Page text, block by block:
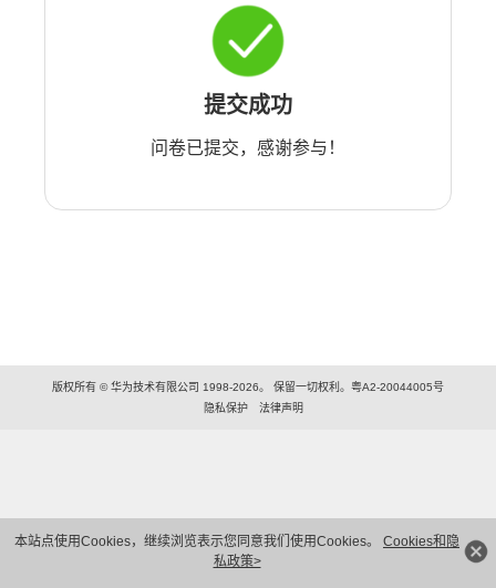
本站点使用Cookies，继续浏览表示您同意我们使用Cookies。 Cookies和隐
私政策>
提交成功
问卷已提交，感谢参与！
版权所有 © 华为技术有限公司 1998-2026。 保留一切权利。粤A2-20044005号
隐私保护
法律声明